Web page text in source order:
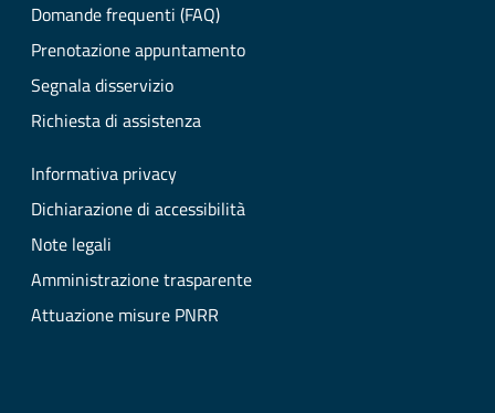
Domande frequenti (FAQ)
Prenotazione appuntamento
Segnala disservizio
Richiesta di assistenza
Informativa privacy
Dichiarazione di accessibilità
Note legali
Amministrazione trasparente
Attuazione misure PNRR